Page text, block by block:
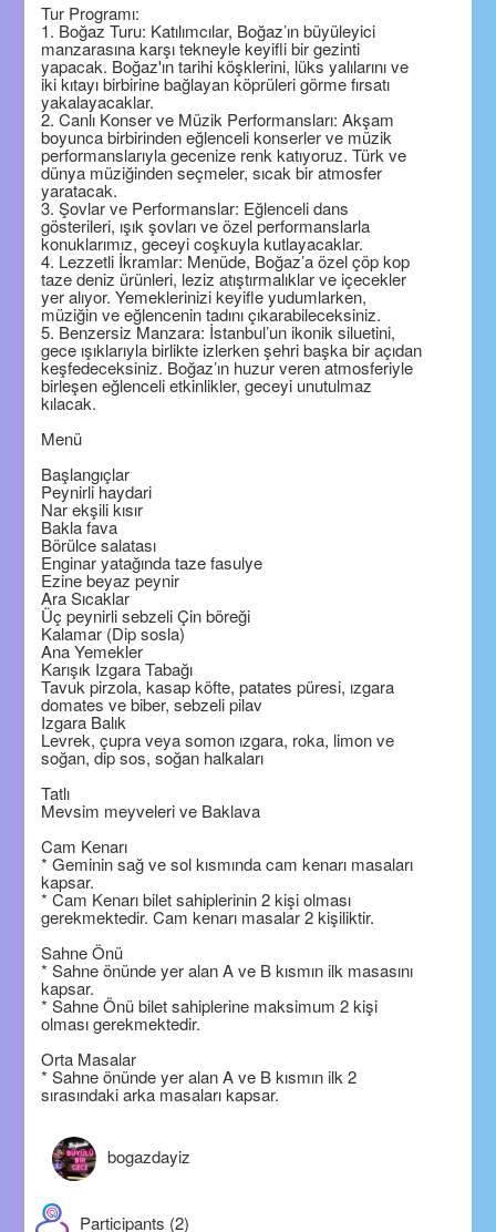
Tur Programı:
1. Boğaz Turu: Katılımcılar, Boğaz’ın büyüleyici
manzarasına karşı tekneyle keyifli bir gezinti
yapacak. Boğaz'ın tarihi köşklerini, lüks yalılarını ve
iki kıtayı birbirine bağlayan köprüleri görme fırsatı
yakalayacaklar.
2. Canlı Konser ve Müzik Performansları: Akşam
boyunca birbirinden eğlenceli konserler ve müzik
performanslarıyla gecenize renk katıyoruz. Türk ve
dünya müziğinden seçmeler, sıcak bir atmosfer
yaratacak.
3. Şovlar ve Performanslar: Eğlenceli dans
gösterileri, ışık şovları ve özel performanslarla
konuklarımız, geceyi coşkuyla kutlayacaklar.
4. Lezzetli İkramlar: Menüde, Boğaz’a özel çöp kop
taze deniz ürünleri, leziz atıştırmalıklar ve içecekler
yer alıyor. Yemeklerinizi keyifle yudumlarken,
müziğin ve eğlencenin tadını çıkarabileceksiniz.
5. Benzersiz Manzara: İstanbul’un ikonik siluetini,
gece ışıklarıyla birlikte izlerken şehri başka bir açıdan
keşfedeceksiniz. Boğaz’ın huzur veren atmosferiyle
birleşen eğlenceli etkinlikler, geceyi unutulmaz
kılacak.
Menü
Başlangıçlar
Peynirli haydari
Nar ekşili kısır
Bakla fava
Börülce salatası
Enginar yatağında taze fasulye
Ezine beyaz peynir
Ara Sıcaklar
Üç peynirli sebzeli Çin böreği
Kalamar (Dip sosla)
Ana Yemekler
Karışık Izgara Tabağı
Tavuk pirzola, kasap köfte, patates püresi, ızgara
domates ve biber, sebzeli pilav
Izgara Balık
Levrek, çupra veya somon ızgara, roka, limon ve
soğan, dip sos, soğan halkaları
Tatlı
Mevsim meyveleri ve Baklava
Cam Kenarı
* Geminin sağ ve sol kısmında cam kenarı masaları
kapsar.
* Cam Kenarı bilet sahiplerinin 2 kişi olması
gerekmektedir. Cam kenarı masalar 2 kişiliktir.
Sahne Önü
* Sahne önünde yer alan A ve B kısmın ilk masasını
kapsar.
* Sahne Önü bilet sahiplerine maksimum 2 kişi
olması gerekmektedir.
Orta Masalar
* Sahne önünde yer alan A ve B kısmın ilk 2
sırasındaki arka masaları kapsar.
bogazdayiz
Participants (2)